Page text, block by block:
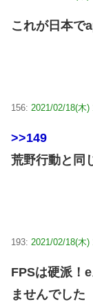
これが日本で
156: 2021/02/18(木)
>>149
荒野行動と同
193: 2021/02/18(木
FPSは硬派！
ませんでした